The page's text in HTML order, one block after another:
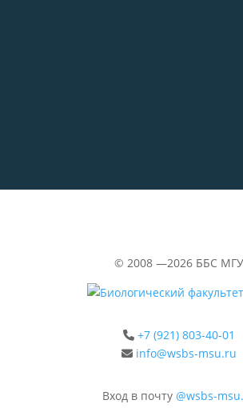
© 2008 —2026 ББС МГУ
+7 (921) 803-40-01
info@wsbs-msu.ru
Вход в почту @wsbs-